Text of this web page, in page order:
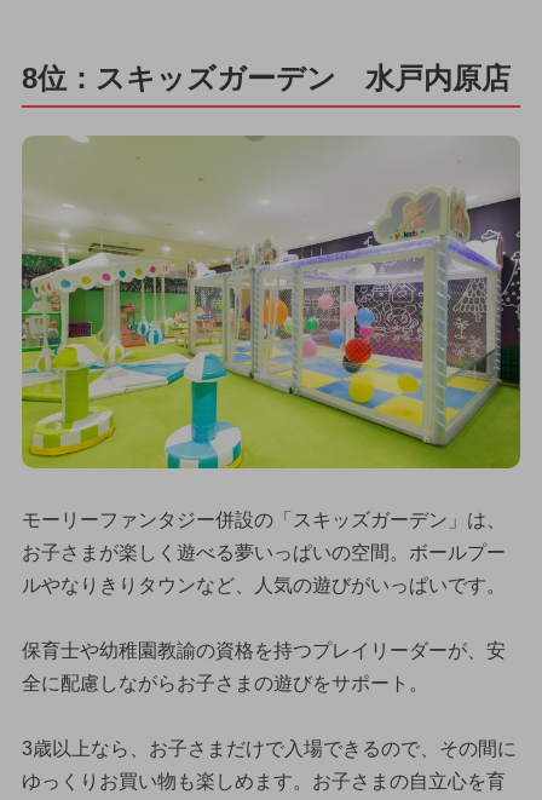
8位：スキッズガーデン 水戸内原店
モーリーファンタジー併設の「スキッズガーデン」は、
お子さまが楽しく遊べる夢いっぱいの空間。ボールプー
ルやなりきりタウンなど、人気の遊びがいっぱいです。
保育士や幼稚園教諭の資格を持つプレイリーダーが、安
全に配慮しながらお子さまの遊びをサポート。
3歳以上なら、お子さまだけで入場できるので、その間に
ゆっくりお買い物も楽しめます。お子さまの自立心を育